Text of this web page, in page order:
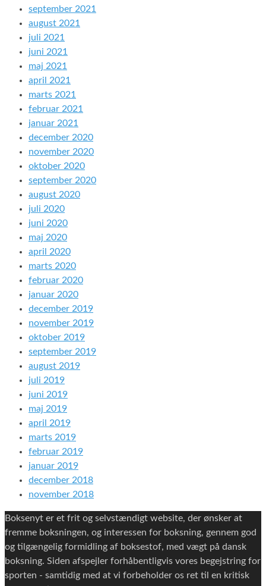
september 2021
august 2021
juli 2021
juni 2021
maj 2021
april 2021
marts 2021
februar 2021
januar 2021
december 2020
november 2020
oktober 2020
september 2020
august 2020
juli 2020
juni 2020
maj 2020
april 2020
marts 2020
februar 2020
januar 2020
december 2019
november 2019
oktober 2019
september 2019
august 2019
juli 2019
juni 2019
maj 2019
april 2019
marts 2019
februar 2019
januar 2019
december 2018
november 2018
Boksenyt er et frit og selvstændigt website, der ønsker at
fremme boksningen, og interessen for boksning, gennem god
og tilgængelig formidling af boksestof, med vægt på dansk
boksning. Siden afspejler forhåbentligvis vores begejstring for
sporten - samtidig med at vi forbeholder os ret til en kritisk